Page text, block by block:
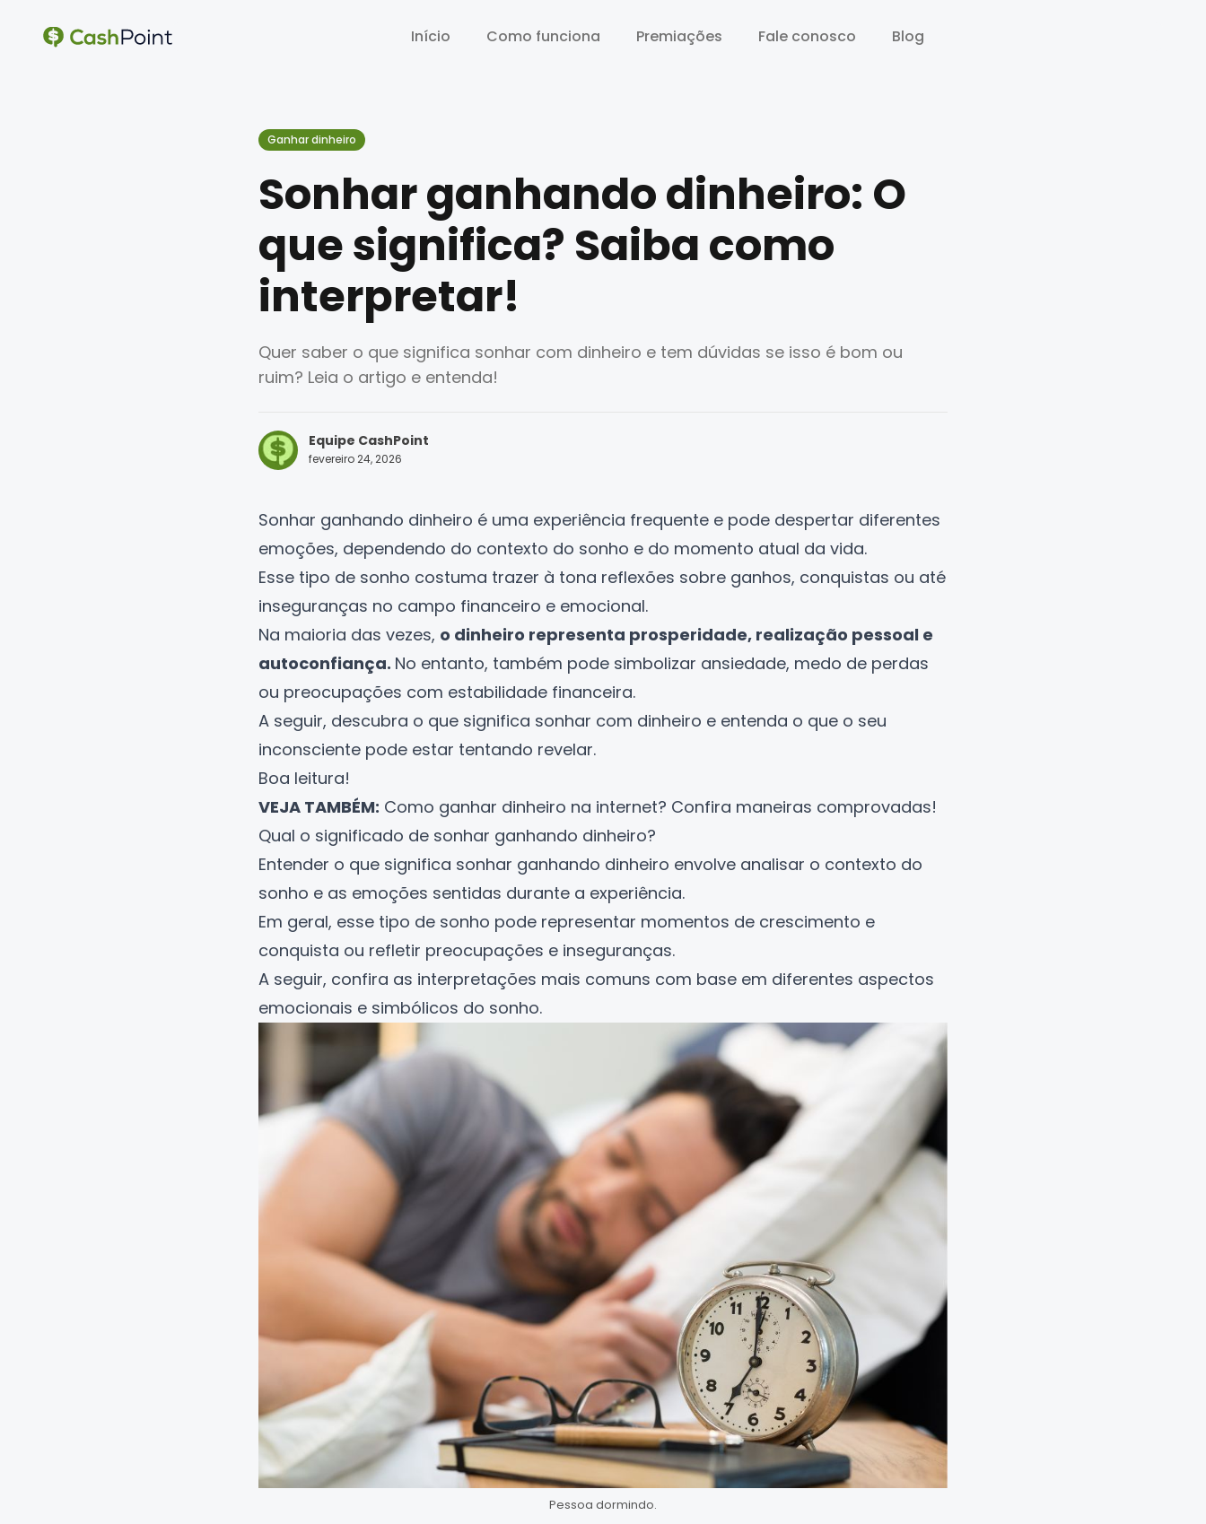
Início Como funciona Premiações Fale conosco Blog
Início Como funciona Premiações Fale conosco Blog
Ganhar dinheiro
Sonhar ganhando dinheiro: O
que significa? Saiba como
interpretar!
Quer saber o que significa sonhar com dinheiro e tem dúvidas se isso é bom ou
ruim? Leia o artigo e entenda!
Equipe CashPoint
fevereiro 24, 2026
Sonhar ganhando dinheiro é uma experiência frequente e pode despertar diferentes
emoções, dependendo do contexto do sonho e do momento atual da vida.
Esse tipo de sonho costuma trazer à tona reflexões sobre ganhos, conquistas ou até
inseguranças no campo financeiro e emocional.
Na maioria das vezes, o dinheiro representa prosperidade, realização pessoal e
autoconfiança. No entanto, também pode simbolizar ansiedade, medo de perdas
ou preocupações com estabilidade financeira.
A seguir, descubra o que significa sonhar com dinheiro e entenda o que o seu
inconsciente pode estar tentando revelar.
Boa leitura!
VEJA TAMBÉM: Como ganhar dinheiro na internet? Confira maneiras comprovadas!
Qual o significado de sonhar ganhando dinheiro?
Entender o que significa sonhar ganhando dinheiro envolve analisar o contexto do
sonho e as emoções sentidas durante a experiência.
Em geral, esse tipo de sonho pode representar momentos de crescimento e
conquista ou refletir preocupações e inseguranças.
A seguir, confira as interpretações mais comuns com base em diferentes aspectos
emocionais e simbólicos do sonho.
Pessoa dormindo.